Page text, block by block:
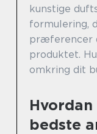
kunstige
formulering,
præferencer
produktet.
omkring dit
bedste